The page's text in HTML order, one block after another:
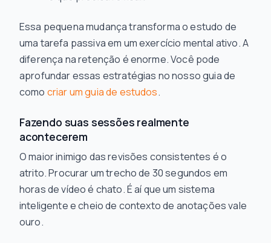
Essa pequena mudança transforma o estudo de
uma tarefa passiva em um exercício mental ativo. A
diferença na retenção é enorme. Você pode
aprofundar essas estratégias no nosso guia de
como criar um guia de estudos.
Fazendo suas sessões realmente
acontecerem
O maior inimigo das revisões consistentes é o
atrito. Procurar um trecho de 30 segundos em
horas de vídeo é chato. É aí que um sistema
inteligente e cheio de contexto de anotações vale
ouro.